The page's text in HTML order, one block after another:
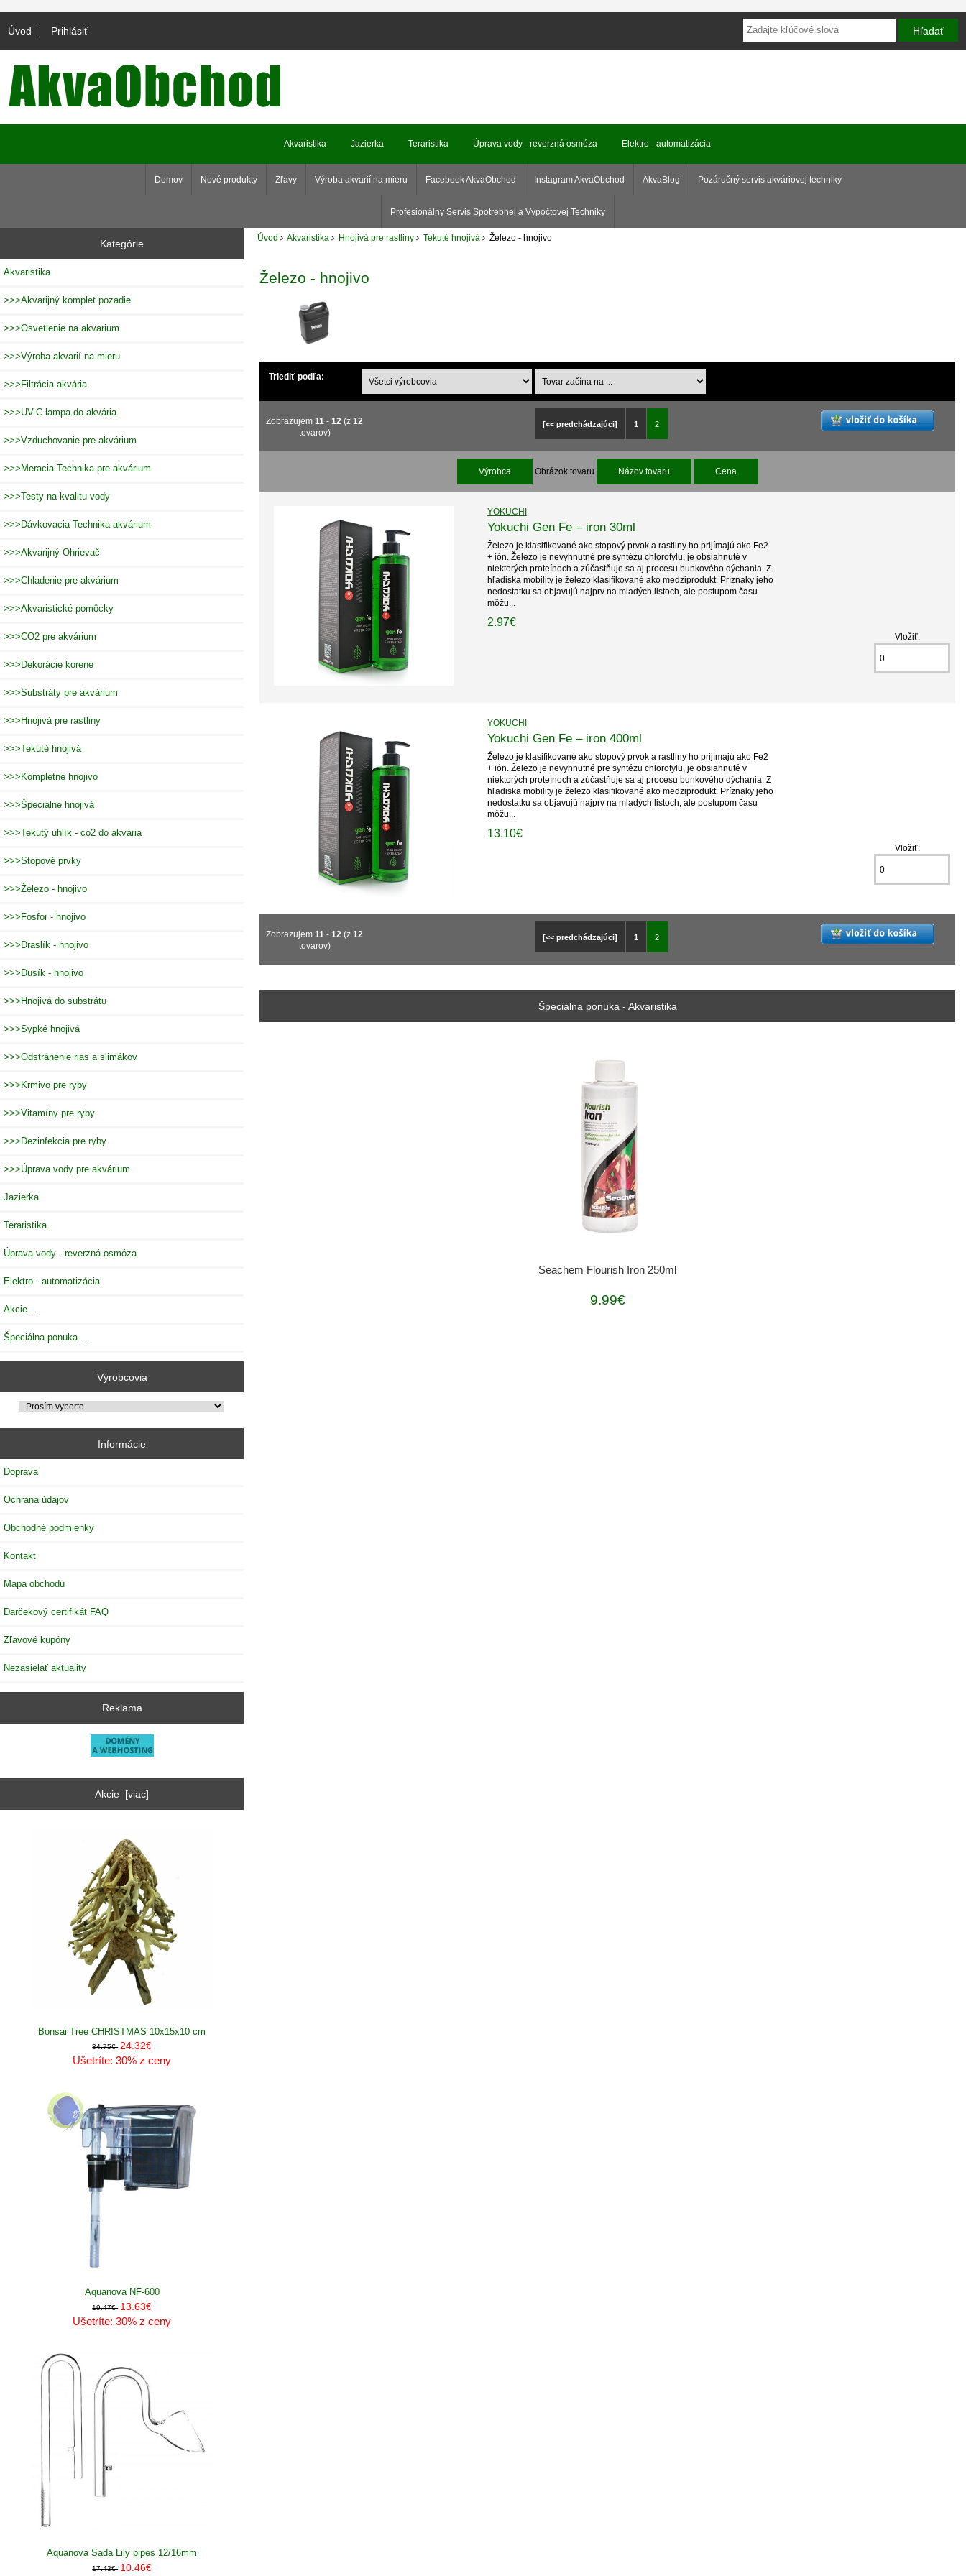
Úvod Prihlásiť
Akvaristika Jazierka Teraristika Úprava vody - reverzná osmóza Elektro - automatizácia
Domov Nové produkty Zľavy Výroba akvarií na mieru Facebook AkvaObchod Instagram AkvaObchod AkvaBlog Pozáručný servis akváriovej techniky
Profesionálny Servis Spotrebnej a Výpočtovej Techniky
Kategórie
Akvaristika
>>>Akvarijný komplet pozadie
>>>Osvetlenie na akvarium
>>>Výroba akvarií na mieru
>>>Filtrácia akvária
>>>UV-C lampa do akvária
>>>Vzduchovanie pre akvárium
>>>Meracia Technika pre akvárium
>>>Testy na kvalitu vody
>>>Dávkovacia Technika akvárium
>>>Akvarijný Ohrievač
>>>Chladenie pre akvárium
>>>Akvaristické pomôcky
>>>CO2 pre akvárium
>>>Dekorácie korene
>>>Substráty pre akvárium
>>>Hnojivá pre rastliny
>>>Tekuté hnojivá
>>>Kompletne hnojivo
>>>Špecialne hnojivá
>>>Tekutý uhlík - co2 do akvária
>>>Stopové prvky
>>>Železo - hnojivo
>>>Fosfor - hnojivo
>>>Draslík - hnojivo
>>>Dusík - hnojivo
>>>Hnojivá do substrátu
>>>Sypké hnojivá
>>>Odstránenie rias a slimákov
>>>Krmivo pre ryby
>>>Vitamíny pre ryby
>>>Dezinfekcia pre ryby
>>>Úprava vody pre akvárium
Jazierka
Teraristika
Úprava vody - reverzná osmóza
Elektro - automatizácia
Akcie ...
Špeciálna ponuka ...
Výrobcovia
Informácie
Doprava
Ochrana údajov
Obchodné podmienky
Kontakt
Mapa obchodu
Darčekový certifikát FAQ
Zľavové kupóny
Nezasielať aktuality
Reklama
Akcie [viac]
Bonsai Tree CHRISTMAS 10x15x10 cm
34.75€ 24.32€
Ušetríte: 30% z ceny
Aquanova NF-600
19.47€ 13.63€
Ušetríte: 30% z ceny
Aquanova Sada Lily pipes 12/16mm
17.43€ 10.46€
Úvod Akvaristika Hnojivá pre rastliny Tekuté hnojivá Železo - hnojivo
Železo - hnojivo
Triediť podľa:
[<< predchádzajúci] 1 2
Zobrazujem11 -12 (z12
tovarov)
Výrobca Obrázok tovaru Názov tovaru Cena
YOKUCHI
Yokuchi Gen Fe – iron 30ml
Železo je klasifikované ako stopový prvok a rastliny ho prijímajú ako Fe2
+ ión. Železo je nevyhnutné pre syntézu chlorofylu, je obsiahnuté v
niektorých proteínoch a zúčastňuje sa aj procesu bunkového dýchania. Z
hľadiska mobility je železo klasifikované ako medziprodukt. Príznaky jeho
nedostatku sa objavujú najprv na mladých listoch, ale postupom času
môžu...
2.97€
Vložiť:
YOKUCHI
Yokuchi Gen Fe – iron 400ml
Železo je klasifikované ako stopový prvok a rastliny ho prijímajú ako Fe2
+ ión. Železo je nevyhnutné pre syntézu chlorofylu, je obsiahnuté v
niektorých proteínoch a zúčastňuje sa aj procesu bunkového dýchania. Z
hľadiska mobility je železo klasifikované ako medziprodukt. Príznaky jeho
nedostatku sa objavujú najprv na mladých listoch, ale postupom času
môžu...
13.10€
Vložiť:
[<< predchádzajúci] 1 2
Zobrazujem11 -12 (z12
tovarov)
Špeciálna ponuka - Akvaristika
Seachem Flourish Iron 250ml
9.99€